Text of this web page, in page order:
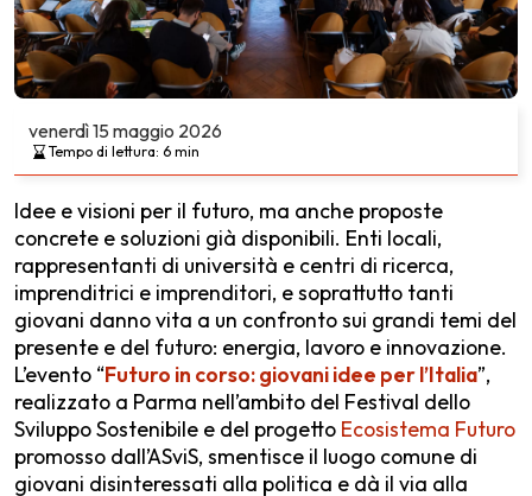
venerdì15 maggio 2026
Tempo di lettura: 6 min
Idee e visioni per il futuro, ma anche proposte
concrete e soluzioni già disponibili. Enti locali,
rappresentanti di università e centri di ricerca,
imprenditrici e imprenditori, e soprattutto tanti
giovani danno vita a un confronto sui grandi temi del
presente e del futuro: energia, lavoro e innovazione.
L’evento “Futuro in corso: giovani idee per l’Italia”,
realizzato a Parma nell’ambito del Festival dello
Sviluppo Sostenibile e del progetto Ecosistema Futuro
promosso dall’ASviS, smentisce il luogo comune di
giovani disinteressati alla politica e dà il via alla